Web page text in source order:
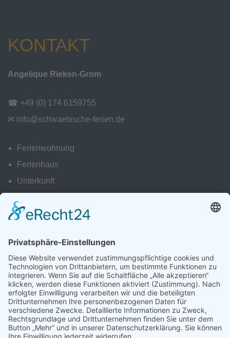
KONTAKT
Angelique Rieken-Grom
☎ +49 (0) 174 6159755
✉ info@schwaebische-ferien.de
Ferienwohnung
Ferienhaus
Unterkunft
Ausflüge zum Bodensee
"Zuhause ist da,
wo dein Herz sich wohlfühlt!"
Copyright © 2026Angelique Rieken-Grom